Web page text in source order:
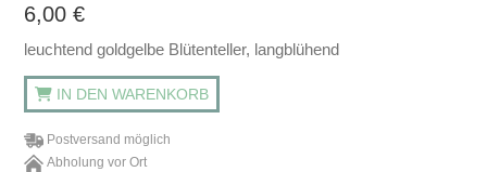
6,00€
leuchtend goldgelbe Blütenteller, langblühend
IN DEN WARENKORB
Postversand möglich
Abholung vor Ort